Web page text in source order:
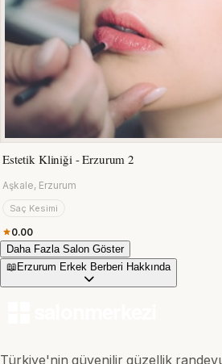
Estetik Kliniği - Erzurum 2
Aşkale, Erzurum
Saç Kesimi
0.00
Daha Fazla Salon Göster
📖 Erzurum Erkek Berberi Hakkında
Türkiye'nin güvenilir güzellik